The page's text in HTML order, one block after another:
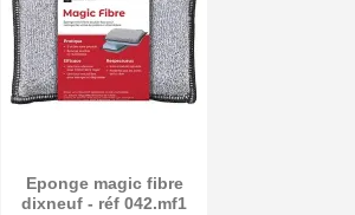
Eponge magic fibre
dixneuf - réf 042.mf1